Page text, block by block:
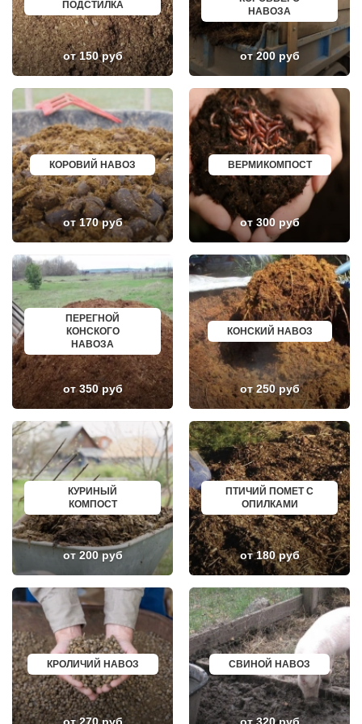
ГОЛИЦИНО
ГОРКИ ЛЕНИНСКИЕ
ГОРКИ-10
ДАВЫДОВО
ДЕДЕНЕВО
ДЕДОВСК
ДЕМИХОВО
ДЗЕРЖИНСКИЙ
ДМИТРОВ
ДОЛГОПРУДНЫЙ
ДОМОДЕДОВО
ДОРОХОВО
ДРЕЗНА
ДРУЖБА
ДУБКИ
ДУБНА
ДУБОВАЯ РОЩА
ЕГОРЬЕВСК
ЖЕЛЕЗНОДОРОЖНЫЙ
ЖИЛЕВО
ЖУКОВСКИЙ
ЗАГОРЯНСКИЙ
ЗАПРУДНЯ
ЗАРАЙСК
ЗАРЕЧЬЕ
ЗВЕНИГОРОД
ЗЕЛЕНОГРАД
ЗЕЛЕНОГРАДСКИЙ
ЗНАМЯ ОКТЯБРЯ
ИВАНТЕЕВКА
ИКША
ИСТРА
КАЛИНИНЕЦ
КАШИРА
КИЕВСКИЙ
КЛИМОВСК
КЛИН
КЛЯЗЬМА
КНУТОВО
КОЖИНО
КОКОШКИНО
КОЛЮБАКИНО
КОММУНАРКА
КОРЕНЕВО
КОРОЛЕВ
КОСИНО
КОТЕЛЬНИКИ
КРАСКОВО
КРАСНАЯ ПАХРА
КРАСНОАРМЕЙСК
КРАСНОГОРСК
КРАСНОЗАВОДСК
КРАСНОЗНАМЕНСК
КРАТОВО
КРЮКОВО
БОРОВИЧИ
ХАНТЫ МАНСИЙСК
ДМИТРИЕВ
ПЕТРОПАВЛОВСК КАМЧАТСКИЙ
АПШЕРОНСК
ВЕЛИКИЕ ЛУКИ
ЛОМОНОСОВ
НИЖНЕКАМСК
КАСПИЙСК
АЧИНСК
ЧЕРКЕССК
ЖЕЛЕЗНОГОРСК
АСБЕСТ
БОРИСОГЛЕБСК
БУЗУЛУК
ЕССЕНТУКИ
КАНСК
ТОСНО
ЭЛИСТА
ХАСАВЮРТ
УХТА
НОРИЛЬСК
РЕЖ
НОВОАЛТАЙСК
НЕВИННОМЫССК
ГОРНО АЛТАЙСК
КИНЕШМА
СЕРОВ
АЛЬМЕТЬЕВСК
ГРОЗНЫЙ
ЗЛАТОУСТ
НОВОЧЕБОКСАРСК
МИРНЫЙ
ГЕОРГИЕВСК
НОВОКУЙБЫШЕВСК
МИНЕРАЛЬНЫЕ ВОДЫ
ЕЛАБУГА
ЕЛЕЦ
ПАВЛОВО
КИСЛОВОДСК
КРОПОТКИН
УСОЛЬЕ
НИЖНЕВАРТОВСК
КОРЕНОВСК
ПИОНЕРСКИЙ
КИРИШИ
САРОВ
ЧАПАЕВСК
АЛЕКСИН
БЕЛОРЕЧЕНСК
БОЛЬШОЙ КАМЕНЬ
КИРЖАЧ
ПРИОЗЕРСК
САЛЬСК
ТОБОЛЬСК
ВОТКИНСК
ПОДСТИЛКА
от 150 руб
НАВОЗА
от 200 руб
КОРОВИЙ НАВОЗ
от 170 руб
ВЕРМИКОМПОСТ
от 300 руб
ПЕРЕГНОЙ
КОНСКОГО
НАВОЗА
от 350 руб
КОНСКИЙ НАВОЗ
от 250 руб
КУРИНЫЙ
КОМПОСТ
от 200 руб
ПТИЧИЙ ПОМЕТ С
ОПИЛКАМИ
от 180 руб
КРОЛИЧИЙ НАВОЗ СВИНОЙ НАВОЗ